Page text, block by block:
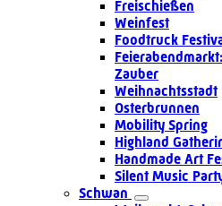
Freischießen
Weinfest
Foodtruck
Zauber
Weihnachtsstadt
Osterbrunnen
Mobility Spring
Highland
Handmade Art
Silent Music
Schwan